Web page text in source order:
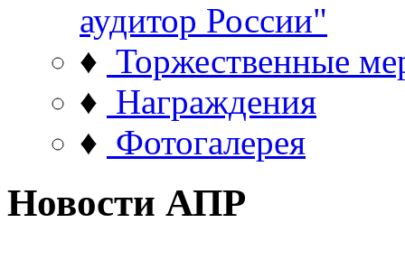
аудитор России"
♦ Торжественные
♦ Награждения
♦ Фотогалерея
Новости АПР